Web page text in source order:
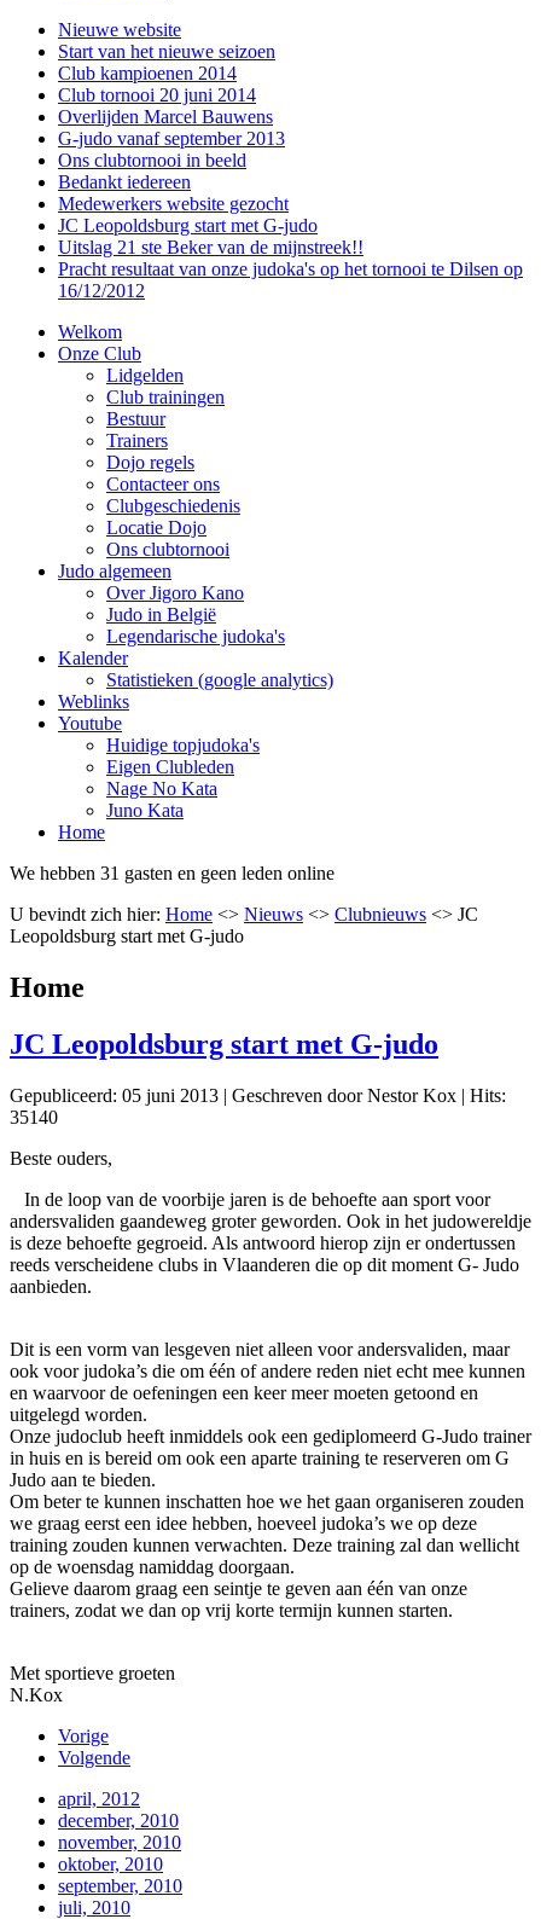
Nieuwe website
Start van het nieuwe seizoen
Club kampioenen 2014
Club tornooi 20 juni 2014
Overlijden Marcel Bauwens
G-judo vanaf september 2013
Ons clubtornooi in beeld
Bedankt iedereen
Medewerkers website gezocht
JC Leopoldsburg start met G-judo
Uitslag 21 ste Beker van de mijnstreek!!
Pracht resultaat van onze judoka's op het tornooi te Dilsen op
16/12/2012
Welkom
Onze Club
Lidgelden
Club trainingen
Bestuur
Trainers
Dojo regels
Contacteer ons
Clubgeschiedenis
Locatie Dojo
Ons clubtornooi
Judo algemeen
Over Jigoro Kano
Judo in België
Legendarische judoka's
Kalender
Statistieken (google analytics)
Weblinks
Youtube
Huidige topjudoka's
Eigen Clubleden
Nage No Kata
Juno Kata
Home
We hebben 31 gasten en geen leden online
U bevindt zich hier: Home <> Nieuws <> Clubnieuws <> JC
Leopoldsburg start met G-judo
Home
JC Leopoldsburg start met G-judo
Gepubliceerd: 05 juni 2013 | Geschreven door Nestor Kox | Hits:
35140
Beste ouders,
In de loop van de voorbije jaren is de behoefte aan sport voor
andersvaliden gaandeweg groter geworden. Ook in het judowereldje
is deze behoefte gegroeid. Als antwoord hierop zijn er ondertussen
reeds verscheidene clubs in Vlaanderen die op dit moment G- Judo
aanbieden.
Dit is een vorm van lesgeven niet alleen voor andersvaliden, maar
ook voor judoka’s die om één of andere reden niet echt mee kunnen
en waarvoor de oefeningen een keer meer moeten getoond en
uitgelegd worden.
Onze judoclub heeft inmiddels ook een gediplomeerd G-Judo trainer
in huis en is bereid om ook een aparte training te reserveren om G
Judo aan te bieden.
Om beter te kunnen inschatten hoe we het gaan organiseren zouden
we graag eerst een idee hebben, hoeveel judoka’s we op deze
training zouden kunnen verwachten. Deze training zal dan wellicht
op de woensdag namiddag doorgaan.
Gelieve daarom graag een seintje te geven aan één van onze
trainers, zodat we dan op vrij korte termijn kunnen starten.
Met sportieve groeten
N.Kox
Vorige
Volgende
april, 2012
december, 2010
november, 2010
oktober, 2010
september, 2010
juli, 2010